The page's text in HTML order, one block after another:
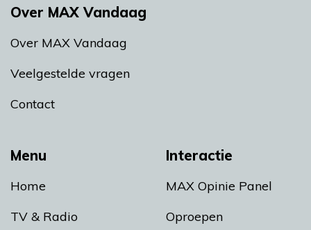
Menu
Home
TV & Radio
Interactie
MAX Opinie Panel
Oproepen
Over MAX Vandaag
Over MAX Vandaag
Veelgestelde vragen
Contact